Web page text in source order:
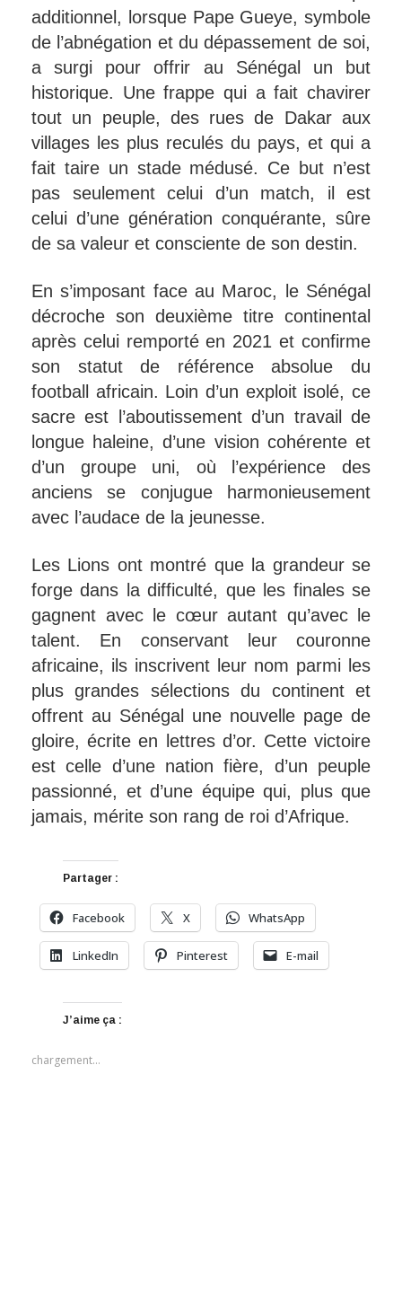
additionnel, lorsque Pape Gueye, symbole
de l’abnégation et du dépassement de soi,
a surgi pour offrir au Sénégal un but
historique. Une frappe qui a fait chavirer
tout un peuple, des rues de Dakar aux
villages les plus reculés du pays, et qui a
fait taire un stade médusé. Ce but n’est
pas seulement celui d’un match, il est
celui d’une génération conquérante, sûre
de sa valeur et consciente de son destin.
En s’imposant face au Maroc, le Sénégal
décroche son deuxième titre continental
après celui remporté en 2021 et confirme
son statut de référence absolue du
football africain. Loin d’un exploit isolé, ce
sacre est l’aboutissement d’un travail de
longue haleine, d’une vision cohérente et
d’un groupe uni, où l’expérience des
anciens se conjugue harmonieusement
avec l’audace de la jeunesse.
Les Lions ont montré que la grandeur se
forge dans la difficulté, que les finales se
gagnent avec le cœur autant qu’avec le
talent. En conservant leur couronne
africaine, ils inscrivent leur nom parmi les
plus grandes sélections du continent et
offrent au Sénégal une nouvelle page de
gloire, écrite en lettres d’or. Cette victoire
est celle d’une nation fière, d’un peuple
passionné, et d’une équipe qui, plus que
jamais, mérite son rang de roi d’Afrique.
Partager :
Facebook X WhatsApp
LinkedIn Pinterest E-mail
J’aime ça :
chargement…